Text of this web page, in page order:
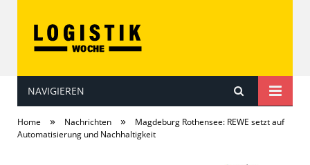
LOGISTIKwoche
NAVIGIEREN
Home » Nachrichten »
Magdeburg Rothensee: REWE setzt auf
Automatisierung und Nachhaltigkeit